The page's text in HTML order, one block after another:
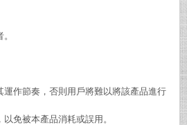
運作節奏，否則用戶將難以將該產品進行
免被本產品消耗或誤用。